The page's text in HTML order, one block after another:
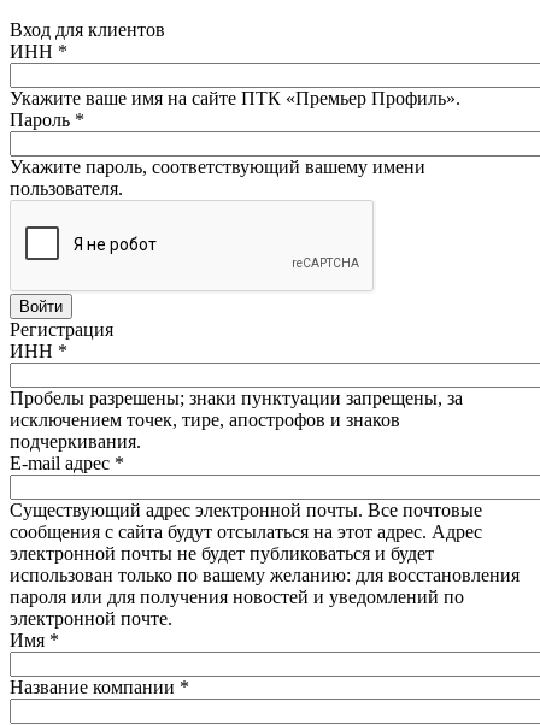
Вход для клиентов
ИНН *
Укажите ваше имя на сайте ПТК «Премьер Профиль».
Пароль *
Укажите пароль, соответствующий вашему имени
пользователя.
Регистрация
ИНН *
Пробелы разрешены; знаки пунктуации запрещены, за
исключением точек, тире, апострофов и знаков
подчеркивания.
E-mail адрес *
Существующий адрес электронной почты. Все почтовые
сообщения с сайта будут отсылаться на этот адрес. Адрес
электронной почты не будет публиковаться и будет
использован только по вашему желанию: для восстановления
пароля или для получения новостей и уведомлений по
электронной почте.
Имя *
Название компании *